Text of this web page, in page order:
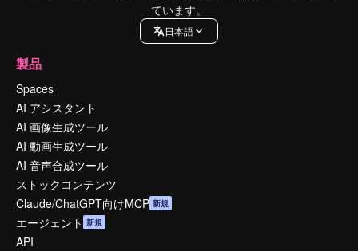
ています。
日本語
製品
Spaces
AI アシスタント
AI 画像生成ツール
AI 動画生成ツール
AI 音声合成ツール
ストックコンテンツ
Claude/ChatGPT向けMCP 新規
エージェント 新規
API